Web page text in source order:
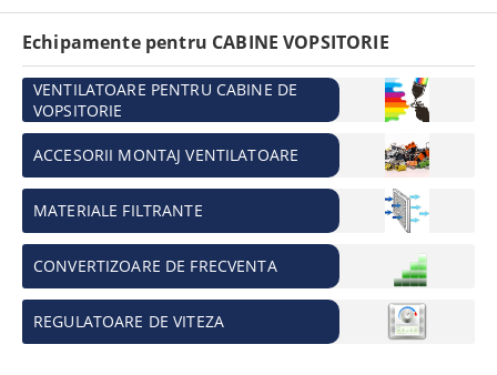
Echipamente pentru CABINE VOPSITORIE
VENTILATOARE PENTRU CABINE DE
VOPSITORIE
ACCESORII MONTAJ VENTILATOARE
MATERIALE FILTRANTE
CONVERTIZOARE DE FRECVENTA
REGULATOARE DE VITEZA